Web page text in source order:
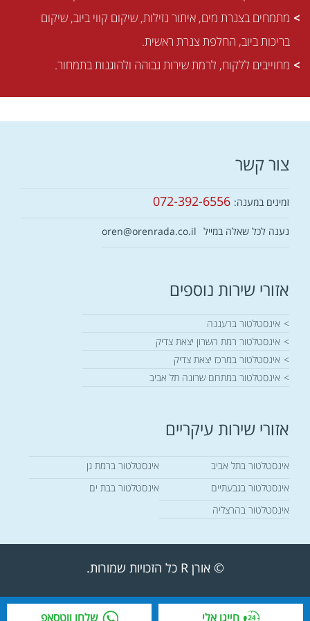
מקצוען אמיתי
שמגיע בזמן, מאתר
את הבעיה במהירות,
ופותר אותה ביעילות
הוא לא רק מתקן –
חשוב לי, כי גם כשאני
סתימה, אני רוצה
טובות. המחירים שלו
לכסף.
אז אם אתם מחפשים
מקצועי, והכי חשוב –
ישר והגון, אל תחשבו
פעמיים. אורן רדה
הלב, נתי גולד.
מתמחים בצנרת מים, איתור נזילות, שיקום קווי ביוב, שיקום
בריכות ביוב, החלפת צנרת ראשית.
מחוייבים ללקוח, לרמת שירות גבוהה ולהוגנות בתמחור.
צור קשר
זמינים במענה: 072-392-6556
נענה לכל שאלה במייל oren@orenrada.co.il
אזורי שירות נוספים
אינסטלטור ברעננה
אינסטלטור רמת השרון יצאת צדיק
אינסטלטור במרכז יצאת צדיק
אינסטלטור במתחם שרונה תל אביב
אזורי שירות עיקריים
אינסטלטור בתל אביב
אינסטלטור ברמת גן
אינסטלטור בגבעתיים
אינסטלטור בבת ים
אינסטלטור בהרצליה
© אורן R כל הזכויות שמורות.
חייגו אלי שלחו ווטסאפ